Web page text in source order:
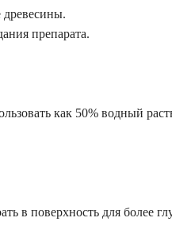
древесины.
препарата.
как 50% водный
в поверхность для более